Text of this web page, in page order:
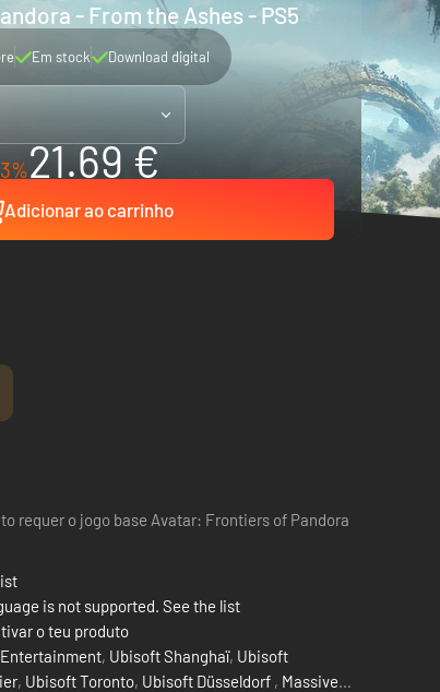
- From the Ashes - PS5
Em stock Download digital
21.69 €
Adicionar ao carrinho
requer o jogo base Avatar: Frontiers of Pandora
is not supported. See the list
o teu produto
, Ubisoft Shanghaï, Ubisoft
, Ubisoft Toronto, Ubisoft Düsseldorf , Massive